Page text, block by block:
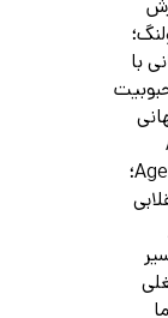
با
Agent؛